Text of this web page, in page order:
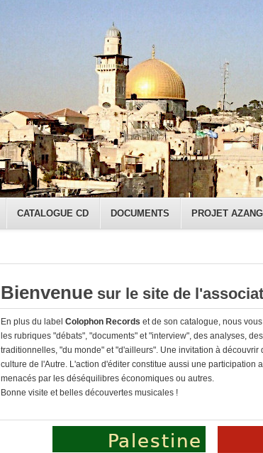
CATALOGUE CD DOCUMENTS PROJET
Bienvenue sur le site de
En plus du labelColophon Records et de son catalogue, nous
les rubriques "débats", "documents" et "interview", des analyses,
traditionnelles, "du monde" et "d'ailleurs". Une invitation à
culture de l'Autre. L'action d'éditer constitue aussi une participation
menacés par les déséquilibres économiques ou autres.
Bonne visite et belles découvertes musicales !